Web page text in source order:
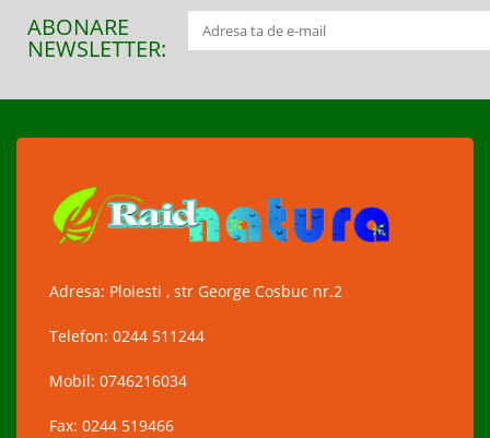
ABONARE
NEWSLETTER:
Adresa: Ploiesti , str George Cosbuc nr.2
Telefon: 0244 511244
Mobil: 0746216034
Fax: 0244 519466